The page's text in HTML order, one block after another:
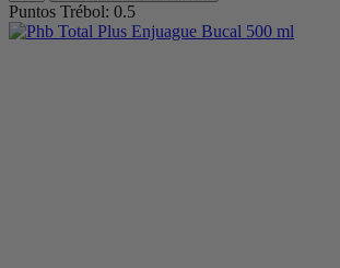
Puntos Trébol: 0.5